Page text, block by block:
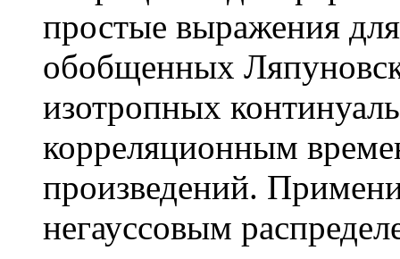
простые выражения
обобщенных
изотропных
корреляционным
произведений.
негауссовым